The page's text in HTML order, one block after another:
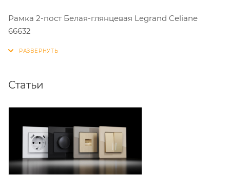
Рамка 2-пост Белая-глянцевая Legrand Celiane
66632
Статьи